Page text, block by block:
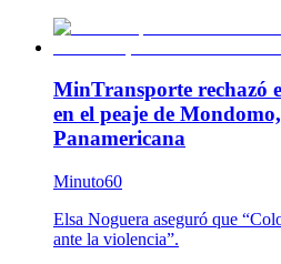
MinTransporte rechazó
en el peaje de
Panamericana
Minuto60
Elsa Noguera aseguró que
ante la violencia”.